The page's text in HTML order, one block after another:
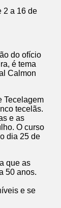
2 a 16 de
do ofício
é tema
Calmon
Tecelagem
tecelãs.
e as
O curso
dia 25 de
que as
50 anos.
e se